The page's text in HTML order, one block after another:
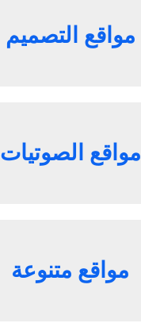
مواقع التصميم
مواقع الصوتيات
مواقع متنوعة